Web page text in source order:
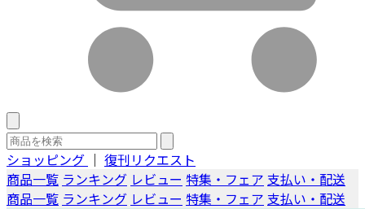
ショッピング ｜ 復刊リクエスト
商品一覧 ランキング レビュー 特集・フェア 支払い・配送
商品一覧 ランキング レビュー 特集・フェア 支払い・配送